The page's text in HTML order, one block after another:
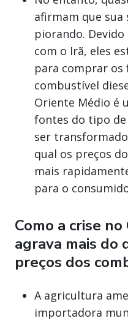
afirmam que sua
piorando.
com o Irã, eles
para comprar
combustível
Oriente Médio é
fontes do tipo
ser
qual os preços
mais
para o
Como a crise
agrava mais do
preços dos
A agricultura
importadora